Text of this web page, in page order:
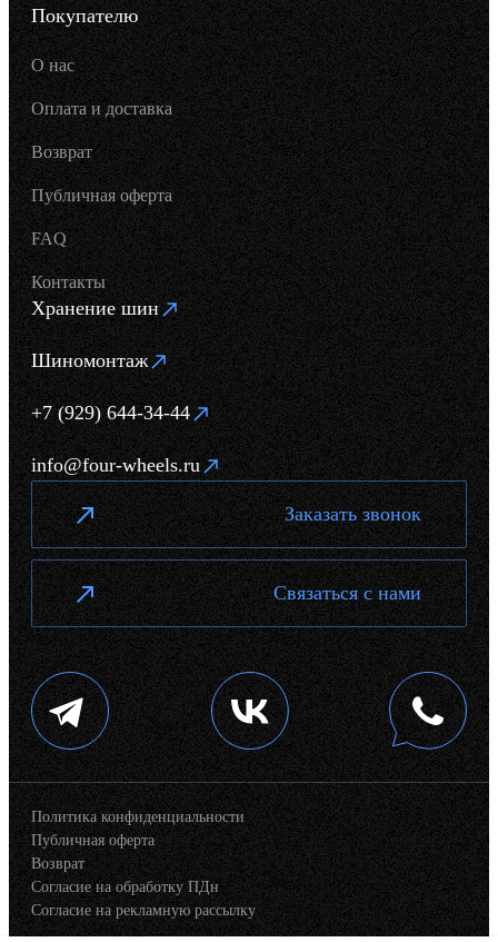
Покупателю
О нас
Оплата и доставка
Возврат
Публичная оферта
FAQ
Контакты
Хранение шин
Шиномонтаж
+7 (929) 644-34-44
info@four-wheels.ru
Заказать звонок
Связаться с нами
Политика конфиденциальности
Публичная оферта
Возврат
Согласие на обработку ПДн
Согласие на рекламную рассылку